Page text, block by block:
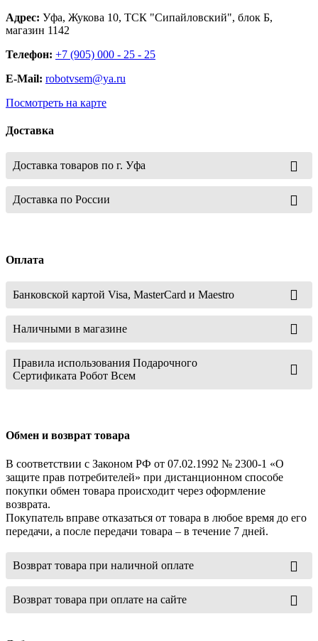
Адрес: Уфа, Жукова 10, ТСК "Сипайловский", блок Б,
магазин 1142
Телефон: +7 (905) 000 - 25 - 25
E-Mail: robotvsem@ya.ru
Посмотреть на карте
Доставка
Доставка товаров по г. Уфа
Доставка по России
Оплата
Банковской картой Visa, MasterCard и Maestro
Наличными в магазине
Правила использования Подарочного
Сертификата Робот Всем
Обмен и возврат товара
В соответствии с Законом РФ от 07.02.1992 № 2300-1 «О
защите прав потребителей» при дистанционном способе
покупки обмен товара происходит через оформление
возврата.
Покупатель вправе отказаться от товара в любое время до его
передачи, а после передачи товара – в течение 7 дней.
Возврат товара при наличной оплате
Возврат товара при оплате на сайте